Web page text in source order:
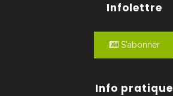
Infolettre
S'abonner
Info pratique